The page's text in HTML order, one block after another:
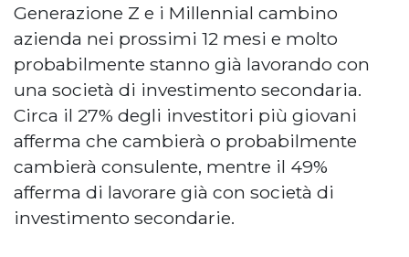
Generazione Z e i Millennial cambino
azienda nei prossimi 12 mesi e molto
probabilmente stanno già lavorando con
una società di investimento secondaria.
Circa il 27% degli investitori più giovani
afferma che cambierà o probabilmente
cambierà consulente, mentre il 49%
afferma di lavorare già con società di
investimento secondarie.